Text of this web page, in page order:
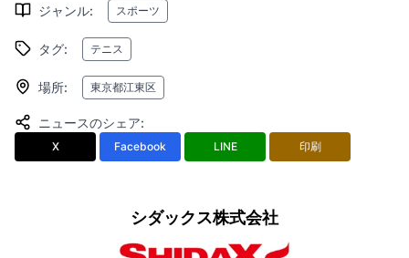
ジャンル: スポーツ
タグ: テニス
場所: 東京都江東区
ニュースのシェア:
X Facebook LINE 印刷
シダックス株式会社